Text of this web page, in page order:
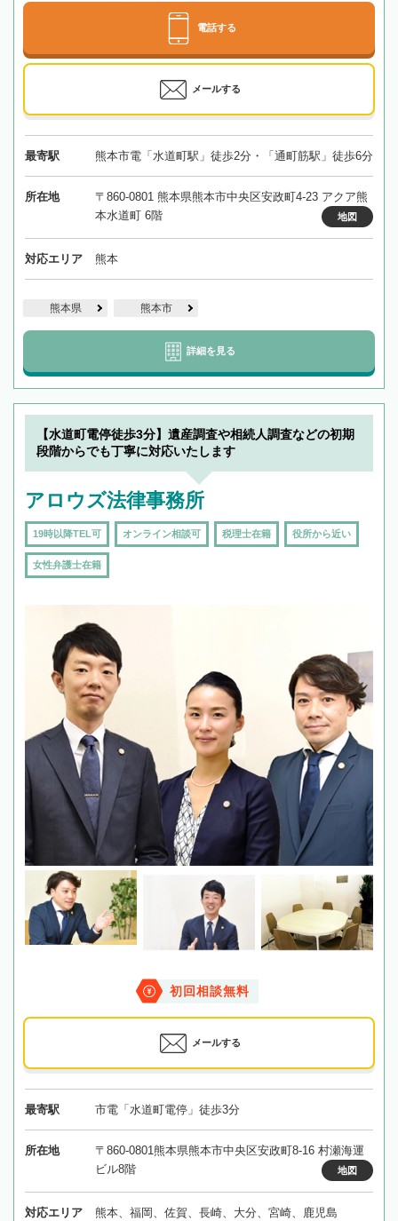
電話する
メールする
最寄駅 熊本市電「水道町駅」徒歩2分・「通町筋駅」徒歩6分
所在地
〒860-0801 熊本県熊本市中央区安政町4-23 アクア熊
本水道町 6階
地図
対応エリア 熊本
熊本県 熊本市
詳細を見る
【水道町電停徒歩3分】遺産調査や相続人調査などの初期
段階からでも丁寧に対応いたします
アロウズ法律事務所
19時以降TEL可 オンライン相談可 税理士在籍 役所から近い
女性弁護士在籍
初回相談無料
メールする
最寄駅 市電「水道町電停」徒歩3分
所在地
〒860-0801熊本県熊本市中央区安政町8-16 村瀬海運
ビル8階
地図
対応エリア 熊本、福岡、佐賀、長崎、大分、宮崎、鹿児島